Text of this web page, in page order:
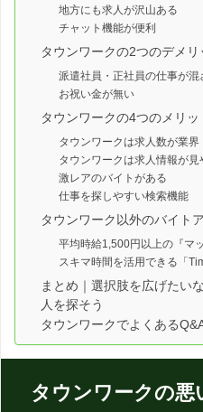
地方にも求人が沢山ある
チャット機能が便利
タウンワークの2つのデメリ
派遣社員・正社員の仕事が混
お祝い金が無い
タウンワークの4つのメリッ
タウンワークは求人数が業界
タウンワークは求人情報が見
激レアのバイトがある
仕事を探しやすい検索機能
タウンワーク以外のバイト
平均時給1,500円以上の『マ
スキマ時間を活用できる「
まとめ｜選択肢を広げたい
人を探そう
タウンワークでよくある
タウンワークの悪